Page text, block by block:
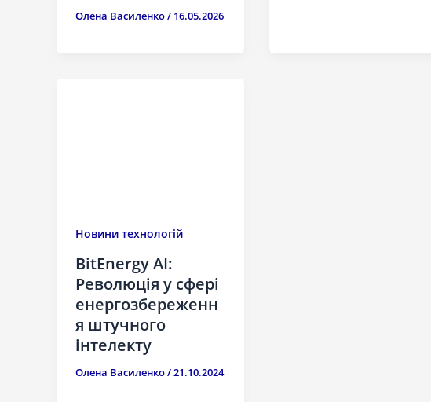
Олена Василенко/ 16.05.2026
Новини технологій
BitEnergy AI:
Революція у сфері
енергозбереженн
я штучного
інтелекту
Олена Василенко/21.10.2024